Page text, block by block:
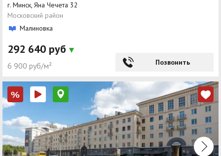
г. Минск, Яна Чечета 32
Московский район
Малиновка
292 640 руб
6 900 руб/м² Позвонить
%